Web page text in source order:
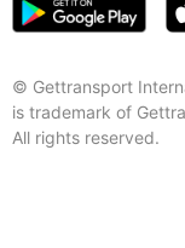
© Gettransport
is trademark of
All rights reserved.